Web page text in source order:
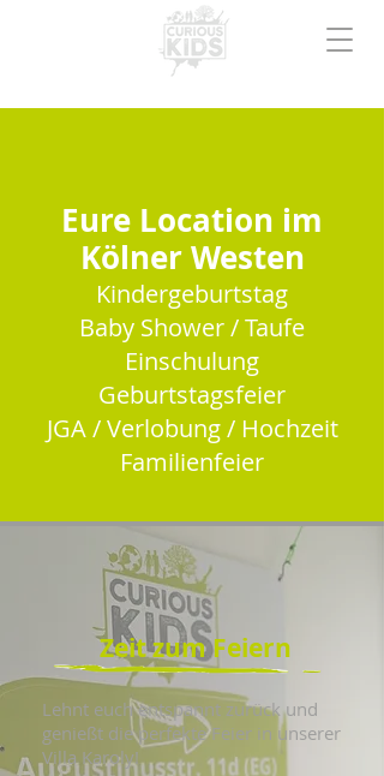
Eure Location im
Kölner Westen
Kindergeburtstag
Baby Shower / Taufe
Einschulung
Geburtstagsfeier
JGA / Verlobung / Hochzeit
Familienfeier
Lehnt euch entspannt zurück und
genießt die perfekte Feier in unserer
Villa Karoly!
Zeit zum Feiern